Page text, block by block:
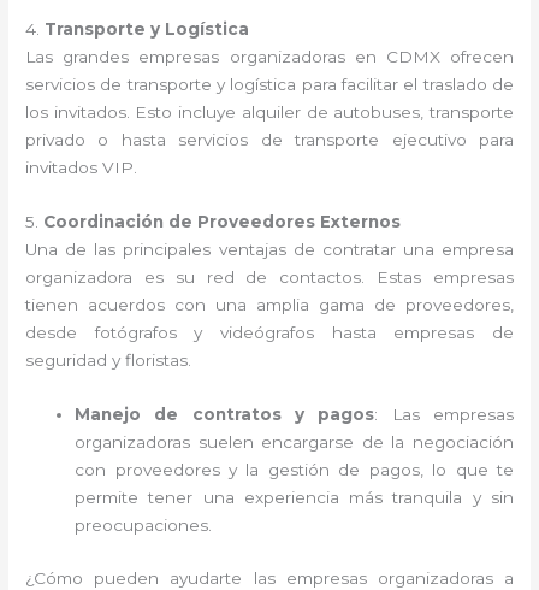
4. Transporte y Logística
Las grandes empresas organizadoras en CDMX ofrecen
servicios de transporte y logística para facilitar el traslado de
los invitados. Esto incluye alquiler de autobuses, transporte
privado o hasta servicios de transporte ejecutivo para
invitados VIP.
5. Coordinación de Proveedores Externos
Una de las principales ventajas de contratar una empresa
organizadora es su red de contactos. Estas empresas
tienen acuerdos con una amplia gama de proveedores,
desde fotógrafos y videógrafos hasta empresas de
seguridad y floristas.
Manejo de contratos y pagos: Las empresas
organizadoras suelen encargarse de la negociación
con proveedores y la gestión de pagos, lo que te
permite tener una experiencia más tranquila y sin
preocupaciones.
¿Cómo pueden ayudarte las empresas organizadoras a